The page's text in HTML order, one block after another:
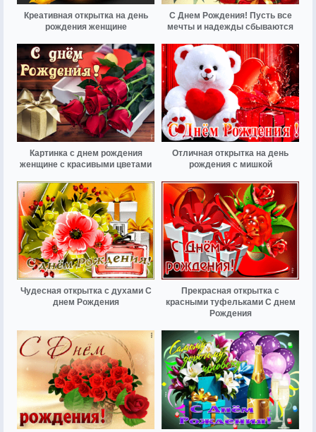
Креативная открытка на день
рождения женщине
С Днем Рождения! Пусть все
мечты и надежды сбываются
Картинка с днем рождения
женщине с красивыми цветами
Отличная открытка на день
рождения с мишкой
Чудесная открытка с духами С
днем Рождения
Прекрасная открытка с
красными туфельками С днем
Рождения